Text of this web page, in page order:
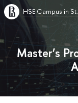
HSE Campus in
Master’s